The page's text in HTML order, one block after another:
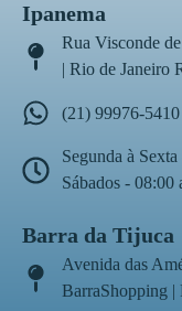
Ipanema
Rua Visconde
| Rio de Janeiro
(21) 99976-5410
Segunda à
Sábados - 08:00
Barra da Tijuca
Avenida das
BarraShopping |